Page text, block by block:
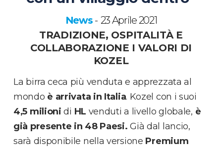
News - 23 Aprile 2021
TRADIZIONE, OSPITALITÀ E
COLLABORAZIONE I VALORI DI
KOZEL
La birra ceca più venduta e apprezzata al
mondo è arrivata in Italia. Kozel con i suoi
4,5 milioni di HL venduti a livello globale, è
già presente in 48 Paesi.Già dal lancio,
sarà disponibile nella versione Premium